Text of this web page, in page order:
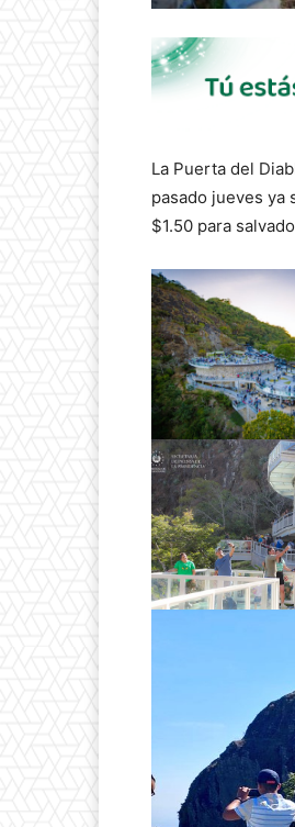
La Puerta del
pasado jueves ya
$1.50 para